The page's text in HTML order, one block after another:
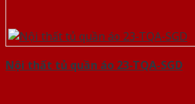
Nội thất tủ quần áo 23-TQA-SGD